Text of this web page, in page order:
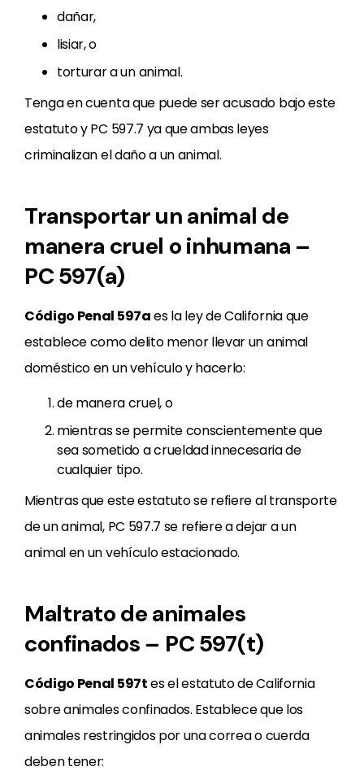
dañar,
lisiar, o
torturar a un animal.
Tenga en cuenta que puede ser acusado bajo este
estatuto y PC 597.7 ya que ambas leyes
criminalizan el daño a un animal.
Transportar un animal de
manera cruel o inhumana –
PC 597(a)
Código Penal 597aes la ley de California que
establece como delito menor llevar un animal
doméstico en un vehículo y hacerlo:
de manera cruel, o
mientras se permite conscientemente que
sea sometido a crueldad innecesaria de
cualquier tipo.
Mientras que este estatuto se refiere al transporte
de un animal, PC 597.7 se refiere a dejar a un
animal en un vehículo estacionado.
Maltrato de animales
confinados – PC 597(t)
Código Penal 597tes el estatuto de California
sobre animales confinados. Establece que los
animales restringidos por una correa o cuerda
deben tener: